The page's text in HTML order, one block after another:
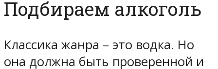
Подбираем алкоголь
Классика жанра – это водка. Но
она должна быть проверенной и